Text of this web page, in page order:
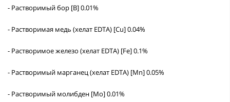
- Растворимый бор [B] 0.01%
- Растворимая медь (хелат EDTA) [Cu] 0.04%
- Растворимое железо (хелат EDTA) [Fe] 0.1%
- Растворимый марганец (хелат EDTA) [Mn] 0.05%
- Растворимый молибден [Mo] 0.01%